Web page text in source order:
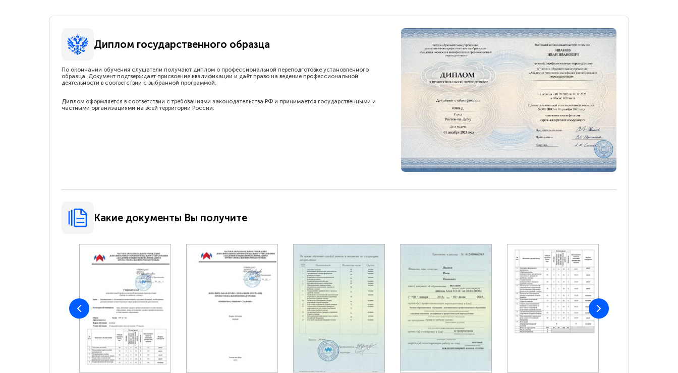
Диплом государственного образца
По окончании обучения слушатели получают диплом о профессиональной переподготовке установленного
образца. Документ подтверждает присвоение квалификации и даёт право на ведение профессиональной
деятельности в соответствии с выбранной программой.
Диплом оформляется в соответствии с требованиями законодательства РФ и принимается государственными и
частными организациями на всей территории России.
Какие документы Вы получите